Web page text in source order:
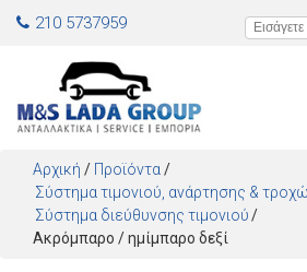
Jump to navigation
210 5737959
Αρχική / Προϊόντα /
Σύστημα τιμονιού, ανάρτησης &
Σύστημα διεύθυνσης τιμονιού
Ακρόμπαρο / ημίμπαρο δεξί